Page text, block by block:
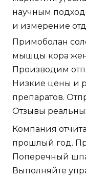
научным
и измерение
Примоболан
мышцы кора
Производим
Низкие цены и
препаратов.
Отзывы
Компания
прошлый год.
Поперечный
Выполняйте